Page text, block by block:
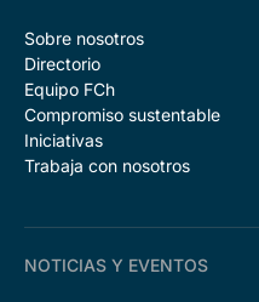
Sobre nosotros
Directorio
Equipo FCh
Compromiso sustentable
Iniciativas
Trabaja con nosotros
NOTICIAS Y EVENTOS